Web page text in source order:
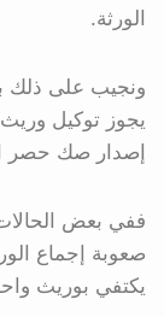
الورثة.
ونجيب على ذلك
يجوز توكيل
إصدار صك حصر
ففي بعض
صعوبة إجماع
يكتفي بوريث